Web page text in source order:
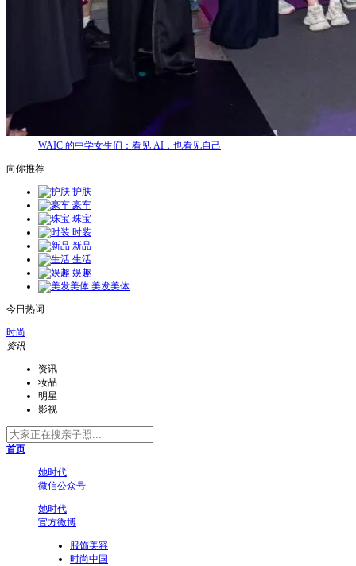
WAIC 的中学女生们：看见 AI，也看见自己
向你推荐
护肤
豪车
珠宝
时装
新品
生活
娱趣
美发美体
今日热词
时尚
资讯
资讯
妆品
明星
影视
首页
她时代
微信公众号
她时代
官方微博
服饰美容
时尚中国